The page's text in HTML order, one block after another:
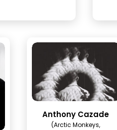
Anthony Cazade
(Arctic Monkeys,